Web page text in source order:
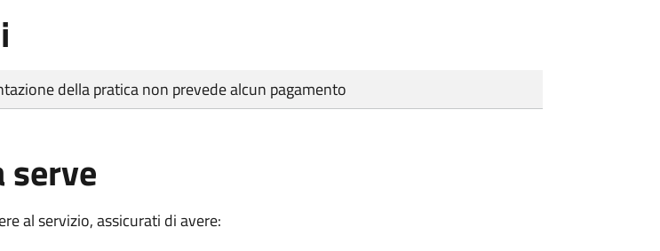
della pratica non prevede alcun pagamento
serve
al servizio, assicurati di avere: